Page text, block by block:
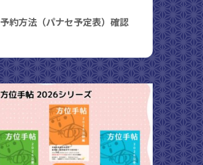
予約方法（パナセ予定表）確認